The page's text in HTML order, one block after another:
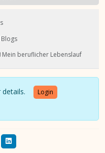
Blogs
Mein beruflicher Lebenslauf
details.
Login